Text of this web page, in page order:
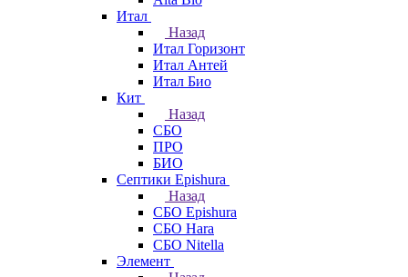
Итал
Назад
Итал Горизонт
Итал Антей
Итал Био
Кит
Назад
СБО
ПРО
БИО
Септики Epishura
Назад
СБО Epishura
СБО Hara
СБО Nitella
Элемент